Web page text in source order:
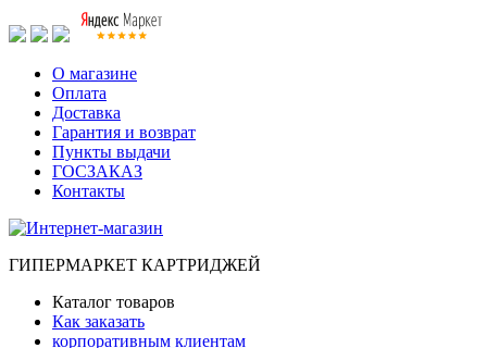
О магазине
Оплата
Доставка
Гарантия и возврат
Пункты выдачи
ГОСЗАКАЗ
Контакты
ГИПЕРМАРКЕТ КАРТРИДЖЕЙ
Каталог товаров
Как заказать
корпоративным клиентам